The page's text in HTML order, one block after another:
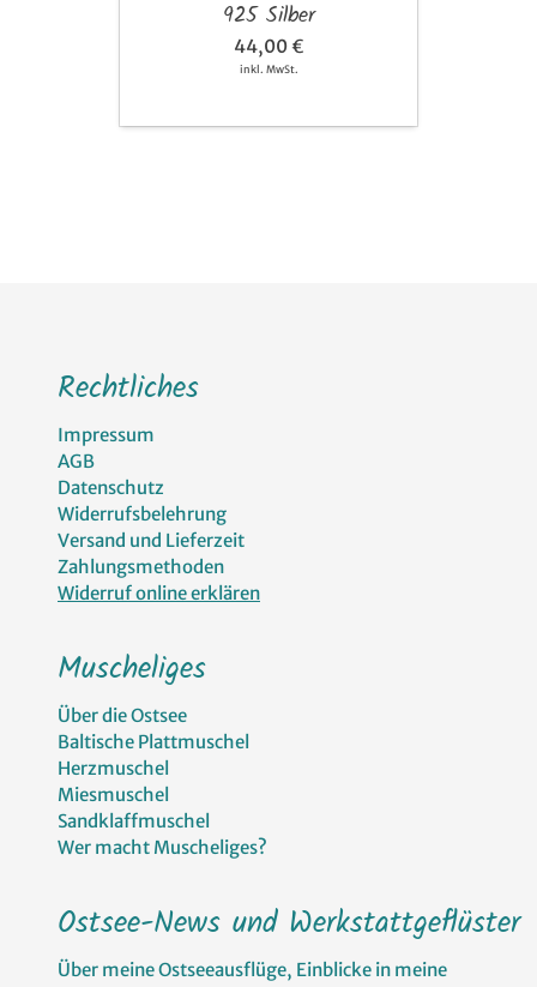
925 Silber
44,00 €
inkl. MwSt.
Rechtliches
Impressum
AGB
Datenschutz
Widerrufsbelehrung
Versand und Lieferzeit
Zahlungsmethoden
Widerruf online erklären
Muscheliges
Über die Ostsee
Baltische Plattmuschel
Herzmuschel
Miesmuschel
Sandklaffmuschel
Wer macht Muscheliges?
Ostsee-News und Werkstattgeflüster
Über meine Ostseeausflüge, Einblicke in meine